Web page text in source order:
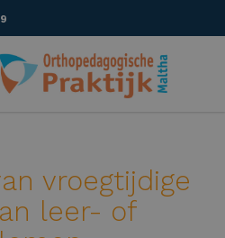
vroegtijdige
leer- of